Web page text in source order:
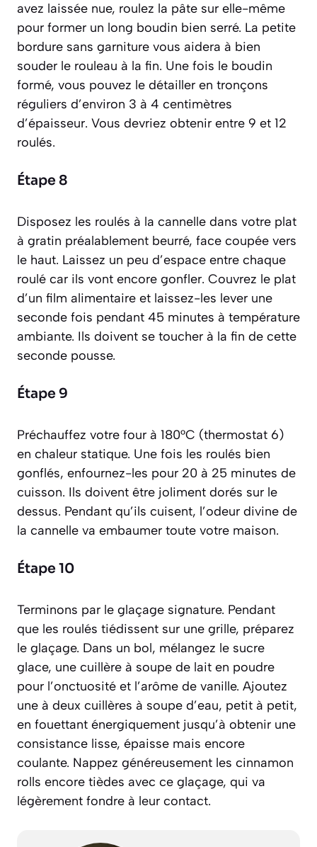
avez laissée nue, roulez la pâte sur elle-même
pour former un long boudin bien serré. La petite
bordure sans garniture vous aidera à bien
souder le rouleau à la fin. Une fois le boudin
formé, vous pouvez le détailler en tronçons
réguliers d’environ 3 à 4 centimètres
d’épaisseur. Vous devriez obtenir entre 9 et 12
roulés.
Étape 8
Disposez les roulés à la cannelle dans votre plat
à gratin préalablement beurré, face coupée vers
le haut. Laissez un peu d’espace entre chaque
roulé car ils vont encore gonfler. Couvrez le plat
d’un film alimentaire et laissez-les lever une
seconde fois pendant 45 minutes à température
ambiante. Ils doivent se toucher à la fin de cette
seconde pousse.
Étape 9
Préchauffez votre four à 180°C (thermostat 6)
en chaleur statique. Une fois les roulés bien
gonflés, enfournez-les pour 20 à 25 minutes de
cuisson. Ils doivent être joliment dorés sur le
dessus. Pendant qu’ils cuisent, l’odeur divine de
la cannelle va embaumer toute votre maison.
Étape 10
Terminons par le glaçage signature. Pendant
que les roulés tiédissent sur une grille, préparez
le glaçage. Dans un bol, mélangez le sucre
glace, une cuillère à soupe de lait en poudre
pour l’onctuosité et l’arôme de vanille. Ajoutez
une à deux cuillères à soupe d’eau, petit à petit,
en fouettant énergiquement jusqu’à obtenir une
consistance lisse, épaisse mais encore
coulante. Nappez généreusement les cinnamon
rolls encore tièdes avec ce glaçage, qui va
légèrement fondre à leur contact.